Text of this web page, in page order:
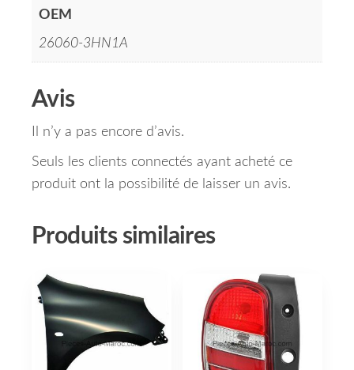
OEM
26060-3HN1A
Avis
Il n’y a pas encore d’avis.
Seuls les clients connectés ayant acheté ce
produit ont la possibilité de laisser un avis.
Produits similaires